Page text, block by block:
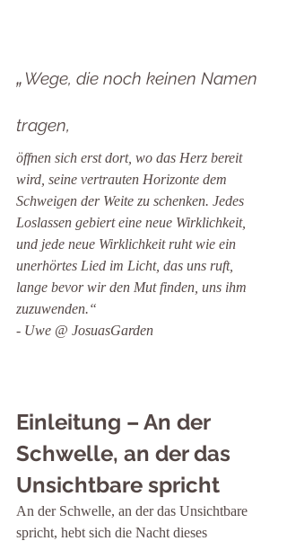
„ Wege, die noch keinen Namen
tragen,
öffnen sich erst dort, wo das Herz bereit
wird, seine vertrauten Horizonte dem
Schweigen der Weite zu schenken. Jedes
Loslassen gebiert eine neue Wirklichkeit,
und jede neue Wirklichkeit ruht wie ein
unerhörtes Lied im Licht, das uns ruft,
lange bevor wir den Mut finden, uns ihm
zuzuwenden.“
- Uwe @ JosuasGarden
Einleitung – An der
Schwelle, an der das
Unsichtbare spricht
An der Schwelle, an der das Unsichtbare
spricht, hebt sich die Nacht dieses